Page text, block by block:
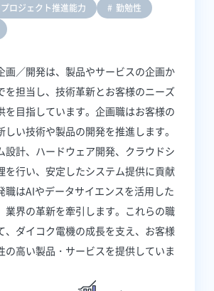
プロジェクト推進能力
勤勉性
画／開発は、製品やサービスの企画か
を担当し、技術革新とお客様のニーズ
を目指しています。企画職はお客様の
しい技術や製品の開発を推進します。
設計、ハードウェア開発、クラウドシ
を行い、安定したシステム提供に貢献
職はAIやデータサイエンスを活用した
業界の革新を牽引します。これらの職
、ダイコク電機の成長を支え、お客様
の高い製品・サービスを提供していま